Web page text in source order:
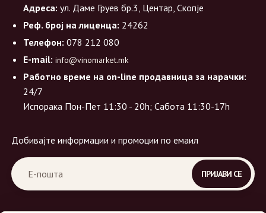
Адреса: ул. Даме Груев бр.3, Центар, Скопје
Реф. број на лиценца: 24262
Телефон: 078 212 080
E-mail: info@vinomarket.mk
Работно време на on-line продавница за нарачки:
24/7
Испорака Пон-Пет 11:30 - 20h; Сабота 11:30-17h
Добивајте информации и промоции по емаил